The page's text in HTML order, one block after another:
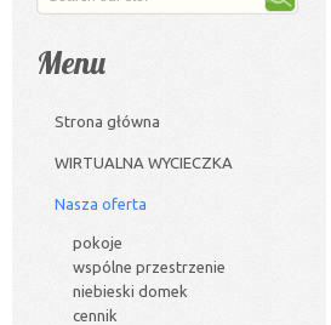
Menu
Strona główna
WIRTUALNA WYCIECZKA
Nasza oferta
pokoje
wspólne przestrzenie
niebieski domek
cennik